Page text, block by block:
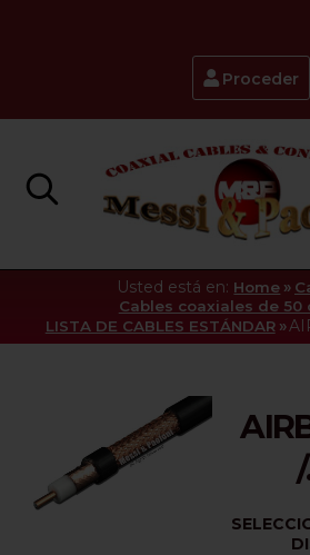
Proceder
Usted está en: Home »
Cables coaxiales de 50
LISTA DE CABLES ESTÁNDAR »